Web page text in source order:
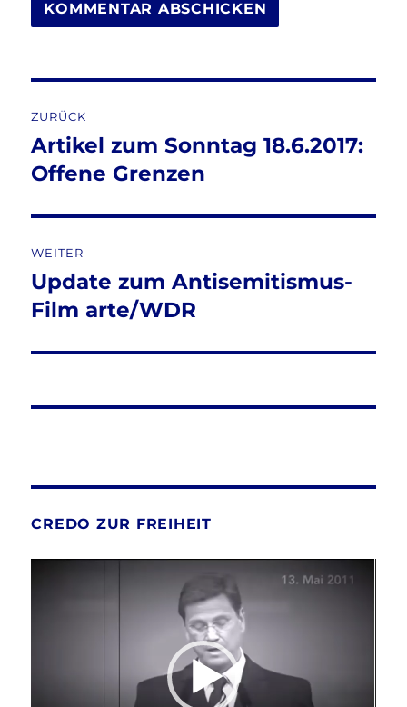
ZURÜCK
Vorheriger
Beitrag:
Artikel zum Sonntag 18.6.2017:
Offene Grenzen
WEITER
Nächster
Beitrag:
Update zum Antisemitismus-
Film arte/WDR
CREDO ZUR FREIHEIT